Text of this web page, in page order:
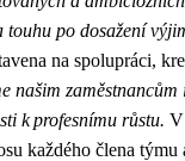
touhu po dosažení
na spolupráci,
našim
k profesnímu růstu. V
každého člena týmu